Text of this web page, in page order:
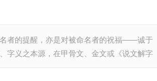
者的提醒，亦是对被命名者的祝福——诚于
字义之本源，在甲骨文、金文或《说文解字